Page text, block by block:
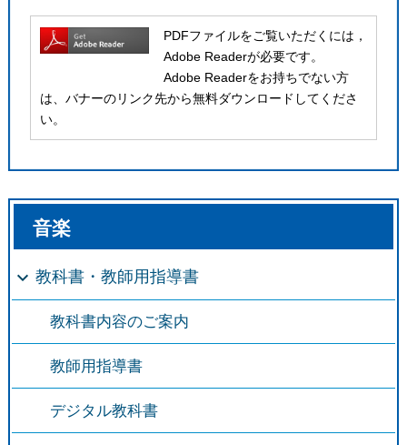
PDFファイルをご覧いただくには，
Adobe Readerが必要です。
Adobe Readerをお持ちでない方
は、バナーのリンク先から無料ダウンロードしてくださ
い。
音楽
教科書・教師用指導書
教科書内容のご案内
教師用指導書
デジタル教科書